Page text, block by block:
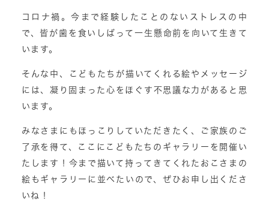
コロナ禍。今まで経験したことのないストレスの中
で、皆が歯を食いしばって一生懸命前を向いて生きて
います。
そんな中、こどもたちが描いてくれる絵やメッセージ
には、凝り固まった心をほぐす不思議な力があると思
います。
みなさまにもほっこりしていただきたく、ご家族のご
了承を得て、ここにこどもたちのギャラリーを開催い
たします！今まで描いて持ってきてくれたおこさまの
絵もギャラリーに並べたいので、ぜひお申し出くださ
いね！